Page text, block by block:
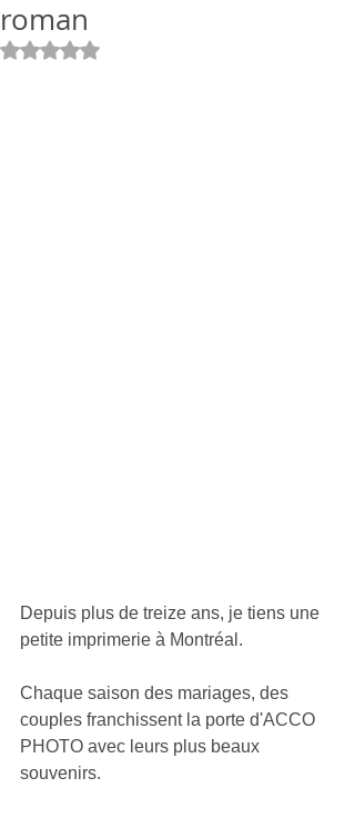
roman
Rated NaN out of 5 stars.
Depuis plus de treize ans, je tiens une
petite imprimerie à Montréal.
Chaque saison des mariages, des
couples franchissent la porte d'ACCO
PHOTO avec leurs plus beaux
souvenirs.